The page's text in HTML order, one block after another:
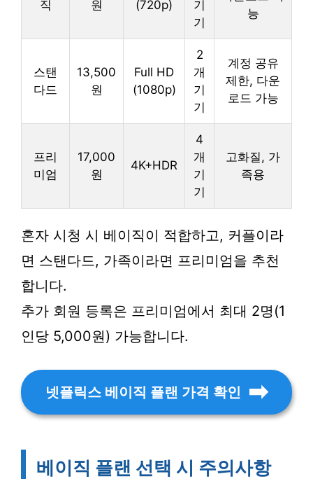
직 원 (720p)
기
기
능
스탠
다드
13,500
원
Full HD
(1080p)
2
개
기
기
계정 공유
제한, 다운
로드 가능
프리
미엄
17,000
원
4K+HDR
4
개
기
기
고화질, 가
족용
혼자 시청 시 베이직이 적합하고, 커플이라
면 스탠다드, 가족이라면 프리미엄을 추천
합니다.
추가 회원 등록은 프리미엄에서 최대 2명(1
인당 5,000원) 가능합니다.
넷플릭스 베이직 플랜 가격 확인
베이직 플랜 선택 시 주의사항